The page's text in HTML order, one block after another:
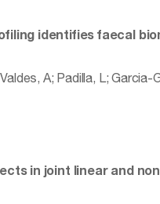
identifies faecal
A; Padilla, L; Garcia-
in joint linear and